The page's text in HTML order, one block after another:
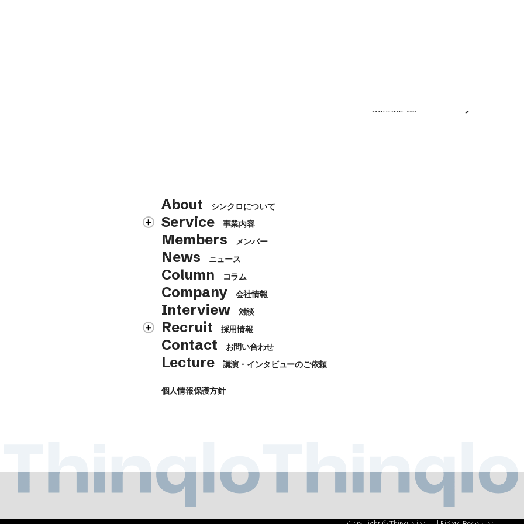
Contact Us
About シンクロについて
Service 事業内容
Members メンバー
News ニュース
Column コラム
Company 会社情報
Interview 対談
Recruit 採用情報
Contact お問い合わせ
Lecture 講演・インタビューのご依頼
個人情報保護方針